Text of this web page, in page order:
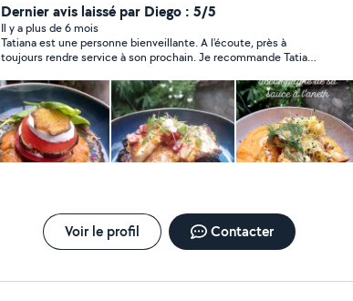
diverses tâches du quotidien. Cuisinière expérimentée,
je propose également la préparation de repas adaptés
a vos besoins. Je travaille régulièrement avec des
locations Airbnb, assurant le nettoyage, la remise en
état des logements, la gestion du linge et la
préparation des arrivées. Expérience confirmée, sens
de l'organisation, discrétion et professionnalisme.
Disponible a tout moment selon vos besoins. N'hésitez
pas à me contacter, je serai ravie de vous aider.
Dernier avis laissé par Diego : 5/5
Il y a plus de 6 mois
Tatiana est une personne bienveillante. A l'écoute, près à
toujours rendre service à son prochain. Je recommande Tatiana
Voir le profil Contacter